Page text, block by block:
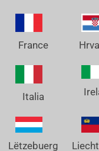
France
Italia
Lëtzebuerg